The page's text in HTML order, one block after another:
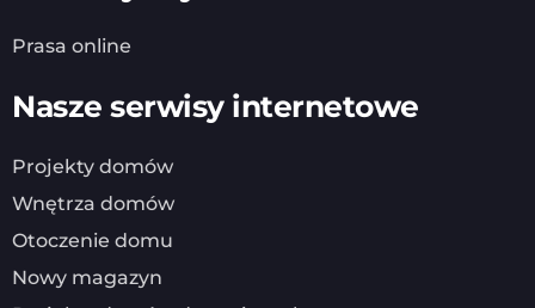
Prasa online
Nasze serwisy internetowe
Projekty domów
Wnętrza domów
Otoczenie domu
Nowy magazyn